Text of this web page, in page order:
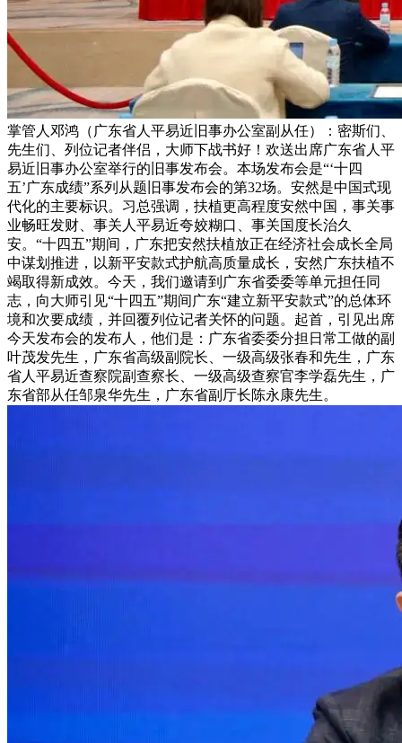
掌管人邓鸿（广东省人平易近旧事办公室副从任）：密斯们、
先生们、列位记者伴侣，大师下战书好！欢送出席广东省人平
易近旧事办公室举行的旧事发布会。本场发布会是“‘十四
五’广东成绩”系列从题旧事发布会的第32场。安然是中国式现
代化的主要标识。习总强调，扶植更高程度安然中国，事关事
业畅旺发财、事关人平易近夸姣糊口、事关国度长治久
安。“十四五”期间，广东把安然扶植放正在经济社会成长全局
中谋划推进，以新平安款式护航高质量成长，安然广东扶植不
竭取得新成效。今天，我们邀请到广东省委委等单元担任同
志，向大师引见“十四五”期间广东“建立新平安款式”的总体环
境和次要成绩，并回覆列位记者关怀的问题。起首，引见出席
今天发布会的发布人，他们是：广东省委委分担日常工做的副
叶茂发先生，广东省高级副院长、一级高级张春和先生，广东
省人平易近查察院副查察长、一级高级查察官李学磊先生，广
东省部从任邹泉华先生，广东省副厅长陈永康先生。